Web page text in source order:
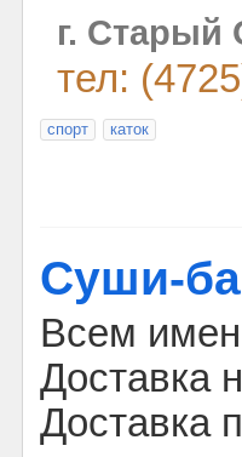
г. Старый
тел:
спорт каток
Суши-
Всем
Доставка
Доставка